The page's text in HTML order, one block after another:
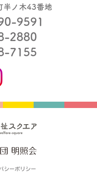
半ノ木43番地
9591
2880
7155
シーポリシー